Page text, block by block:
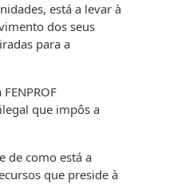
está a levar à
dos seus
para a
que impôs a
de como está a
que preside à